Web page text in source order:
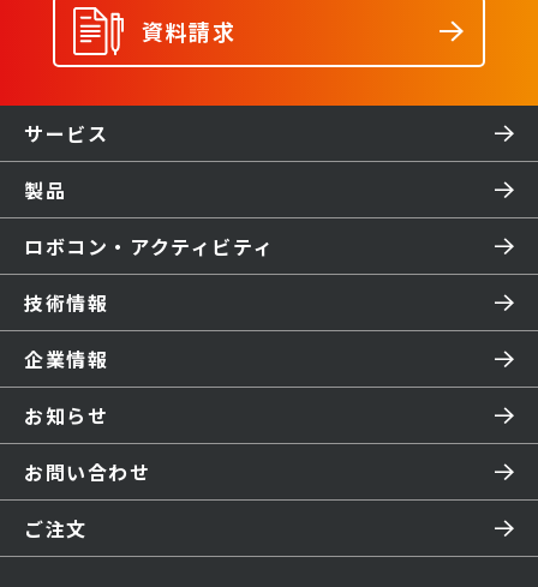
資料請求
サービス
製品
ロボコン・アクティビティ
技術情報
企業情報
お知らせ
お問い合わせ
ご注文